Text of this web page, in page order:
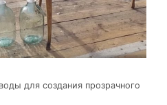
для создания прозрачного